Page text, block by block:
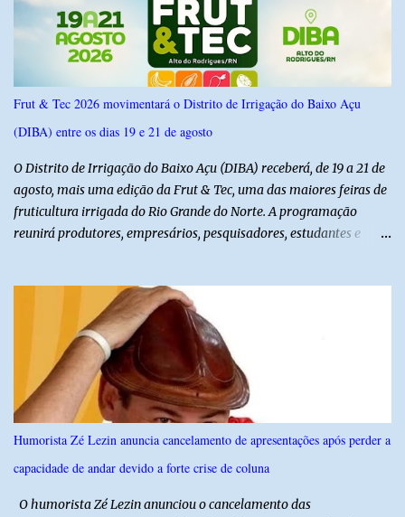
confiança de 95%. Registro no TSE: RN-09520/2026
Frut & Tec 2026 movimentará o Distrito de Irrigação do Baixo Açu
(DIBA) entre os dias 19 e 21 de agosto
O Distrito de Irrigação do Baixo Açu (DIBA) receberá, de 19 a 21 de
agosto, mais uma edição da Frut & Tec, uma das maiores feiras de
fruticultura irrigada do Rio Grande do Norte. A programação
reunirá produtores, empresários, pesquisadores, estudantes e
instituições e tecnologias voltadas ao setor. Além das atividades
técnicas, a feira contará com programação cultural. No dia 20 de
agosto, o público poderá prestigiar o show de humor com Mução,
seguido de apresentação musical de Vê Barreto. A Frut & Tec
reforça a importância do Distrito de Irrigação do Baixo Açu como
referência na fruticultura irrigada, promovendo conhecimento,
inovação e oportunidades para o desenvolvimento do agronegócio
potiguar. @associacaodiba
Humorista Zé Lezin anuncia cancelamento de apresentações após perder a
capacidade de andar devido a forte crise de coluna
O humorista Zé Lezin anunciou o cancelamento das